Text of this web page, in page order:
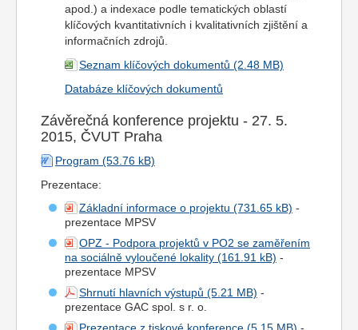
apod.) a indexace podle tematických oblastí
klíčových kvantitativních i kvalitativních zjištění a
informačních zdrojů.
Seznam klíčových dokumentů
Databáze klíčových dokumentů
Závěrečná konference projektu - 27. 5.
2015, ČVUT Praha
Program
Prezentace:
Základní informace o projektu
-
prezentace MPSV
OPZ - Podpora projektů v PO2 se zaměřením
na sociálně vyloučené lokality
-
prezentace MPSV
Shrnutí hlavních výstupů
-
prezentace GAC spol. s r. o.